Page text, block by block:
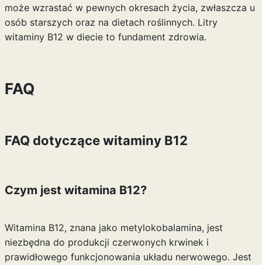
może wzrastać w pewnych okresach życia, zwłaszcza u
osób starszych oraz na dietach roślinnych. Litry
witaminy B12 w diecie to fundament zdrowia.
FAQ
FAQ dotyczące witaminy B12
Czym jest witamina B12?
Witamina B12, znana jako metylokobalamina, jest
niezbędna do produkcji czerwonych krwinek i
prawidłowego funkcjonowania układu nerwowego. Jest